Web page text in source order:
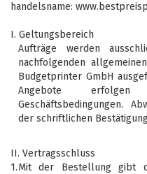
handelsname:
I. Geltungsbereich
Aufträge werden
nachfolgenden
Budgetprinter GmbH
Angebote
Geschäftsbedingungen.
der schriftlichen
II. Vertragsschluss
1.Mit der Bestellung gibt